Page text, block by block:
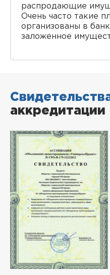
распродающие
Очень часто такие
организованы в
заложенное
аккредитации